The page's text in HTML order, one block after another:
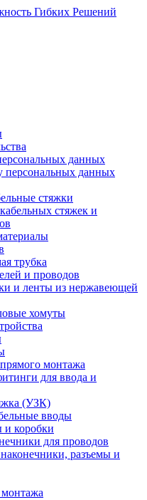
данных
персональных данных
стяжки
стяжек и
трубка
и проводов
и ленты из нержавеющей
хомуты
монтажа
для ввода и
(УЗК)
вводы
и коробки
для проводов
разъемы и